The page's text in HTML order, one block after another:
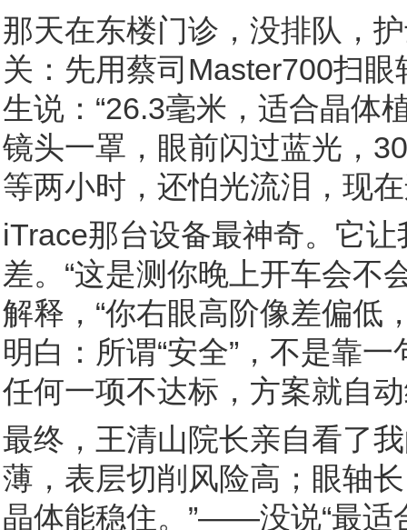
那天在东楼门诊，没排队，
关：先用蔡司Master700扫
生说：“26.3毫米，适合晶
镜头一罩，眼前闪过蓝光，
等两小时，还怕光流泪，现
iTrace那台设备最神奇。它
差。“这是测你晚上开车会不
解释，“你右眼高阶像差偏低
明白：所谓“安全”，不是靠
任何一项不达标，方案就自
最终，王清山院长亲自看了
薄，表层切削风险高；眼轴
晶体能稳住。”——没说“最适